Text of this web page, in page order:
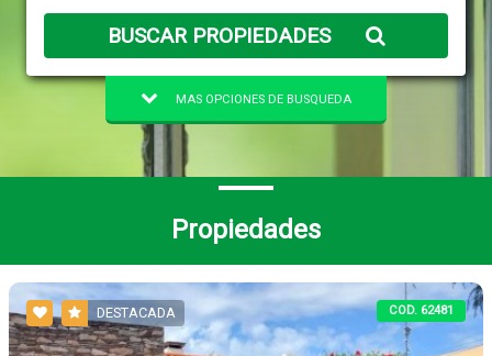
BUSCAR PROPIEDADES
MAS OPCIONES DE BUSQUEDA
Propiedades
DESTACADA COD. 62481